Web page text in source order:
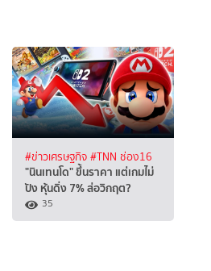
#ข่าวเศรษฐกิจ #TNN ช่อง16
"นินเทนโด" ขึ้นราคา แต่เกมไม่
ปัง หุ้นดิ่ง 7% ส่อวิกฤต?
35